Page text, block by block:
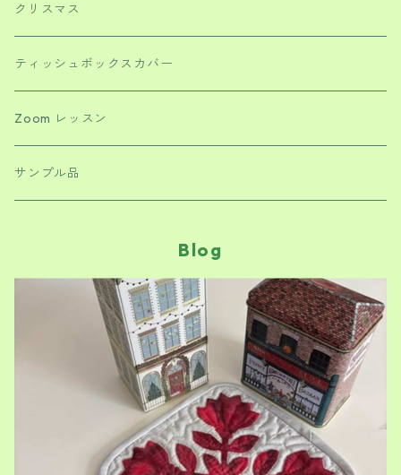
クリスマス
ティッシュボックスカバー
Zoom レッスン
サンプル品
Blog